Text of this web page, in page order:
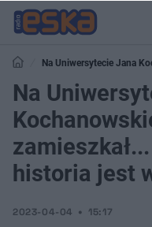
Na Uniwersytecie Jana
Jego historia jest wzruszająca
Na
historia jest
2023-04-04 15:17